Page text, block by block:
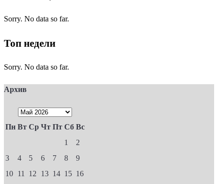
Sorry. No data so far.
Топ недели
Sorry. No data so far.
Архив
Пн Вт Ср Чт Пт Сб Вс
1
2
3
4 5 6 7 8
9
10 11 12 13 14 15 16